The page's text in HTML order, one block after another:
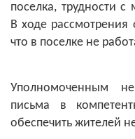
поселка, трудности
В ходе
что в поселке не
Уполномоченным
письма в
обеспечить жителей